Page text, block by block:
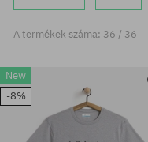
A termékek száma: 36 / 36
New
-8%